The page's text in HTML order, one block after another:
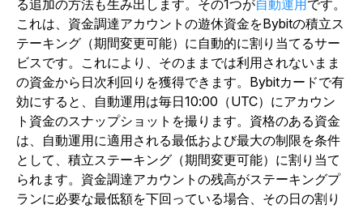
る追加の方法も生み出します。その1つが自動運用です。
これは、資金調達アカウントの遊休資金をBybitの積立ス
テーキング（期間変更可能）に自動的に割り当てるサー
ビスです。これにより、そのままでは利用されないまま
の資金から日次利回りを獲得できます。Bybitカードで有
効にすると、自動運用は毎日10:00（UTC）にアカウン
ト資金のスナップショットを撮ります。資格のある資金
は、自動運用に適用される最低および最大の制限を条件
として、積立ステーキング（期間変更可能）に割り当て
られます。資金調達アカウントの残高がステーキングプ
ランに必要な最低額を下回っている場合、その日の割り